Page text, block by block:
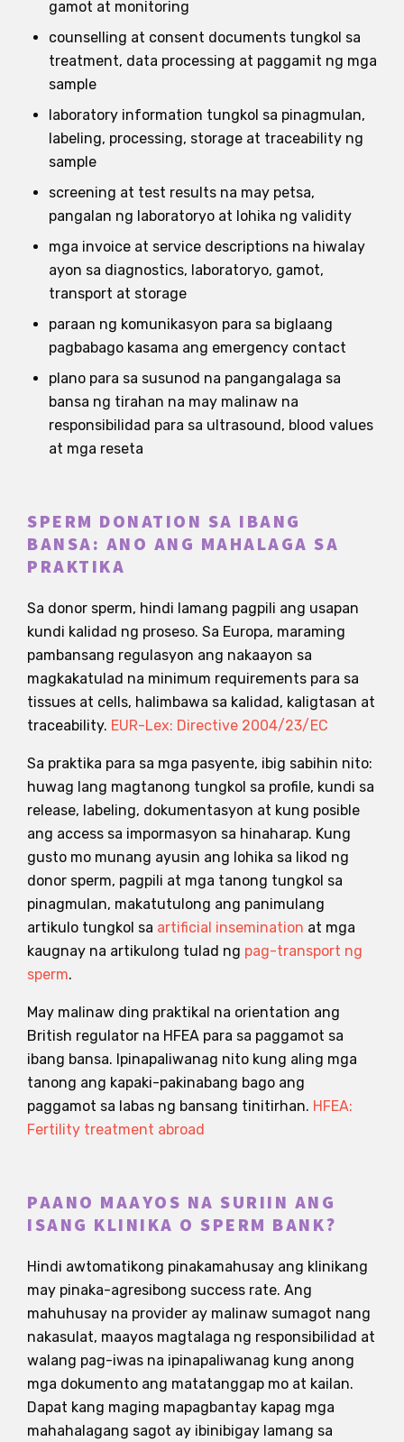
gamot at monitoring
counselling at consent documents tungkol sa
treatment, data processing at paggamit ng mga
sample
laboratory information tungkol sa pinagmulan,
labeling, processing, storage at traceability ng
sample
screening at test results na may petsa,
pangalan ng laboratoryo at lohika ng validity
mga invoice at service descriptions na hiwalay
ayon sa diagnostics, laboratoryo, gamot,
transport at storage
paraan ng komunikasyon para sa biglaang
pagbabago kasama ang emergency contact
plano para sa susunod na pangangalaga sa
bansa ng tirahan na may malinaw na
responsibilidad para sa ultrasound, blood values
at mga reseta
SPERM DONATION SA IBANG
BANSA: ANO ANG MAHALAGA SA
PRAKTIKA
Sa donor sperm, hindi lamang pagpili ang usapan
kundi kalidad ng proseso. Sa Europa, maraming
pambansang regulasyon ang nakaayon sa
magkakatulad na minimum requirements para sa
tissues at cells, halimbawa sa kalidad, kaligtasan at
traceability. EUR-Lex: Directive 2004/23/EC
Sa praktika para sa mga pasyente, ibig sabihin nito:
huwag lang magtanong tungkol sa profile, kundi sa
release, labeling, dokumentasyon at kung posible
ang access sa impormasyon sa hinaharap. Kung
gusto mo munang ayusin ang lohika sa likod ng
donor sperm, pagpili at mga tanong tungkol sa
pinagmulan, makatutulong ang panimulang
artikulo tungkol sa artificial insemination at mga
kaugnay na artikulong tulad ng pag-transport ng
sperm.
May malinaw ding praktikal na orientation ang
British regulator na HFEA para sa paggamot sa
ibang bansa. Ipinapaliwanag nito kung aling mga
tanong ang kapaki-pakinabang bago ang
paggamot sa labas ng bansang tinitirhan. HFEA:
Fertility treatment abroad
PAANO MAAYOS NA SURIIN ANG
ISANG KLINIKA O SPERM BANK?
Hindi awtomatikong pinakamahusay ang klinikang
may pinaka-agresibong success rate. Ang
mahuhusay na provider ay malinaw sumagot nang
nakasulat, maayos magtalaga ng responsibilidad at
walang pag-iwas na ipinapaliwanag kung anong
mga dokumento ang matatanggap mo at kailan.
Dapat kang maging mapagbantay kapag mga
mahahalagang sagot ay ibinibigay lamang sa